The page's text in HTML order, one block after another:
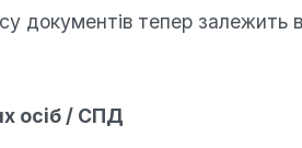
документів тепер залежить
осіб / СПД